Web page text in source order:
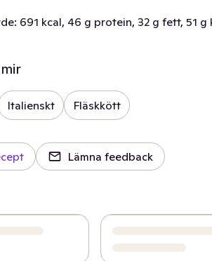
691 kcal, 46 g protein, 32 g fett, 51 g
Italienskt Fläskkött
Lämna feedback